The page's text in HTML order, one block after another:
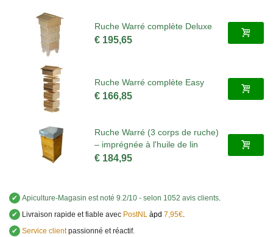
Ruche Warré complète Deluxe
€ 195,65
Ruche Warré complète Easy
€ 166,85
Ruche Warré (3 corps de ruche)
– imprégnée à l'huile de lin
€ 184,95
✔ Apiculture-Magasin est noté 9.2/10 - selon 1052 avis clients.
✔
Livraison rapide et fiable avec PostNL àpd 7,95€.
✔ Service clientpassionné et réactif.